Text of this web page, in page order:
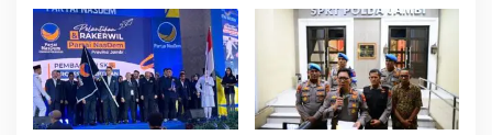
Digitalisasi Pendidikan
Jambi
Water Bombing Dikerahkan
Lakukan Pemadaman